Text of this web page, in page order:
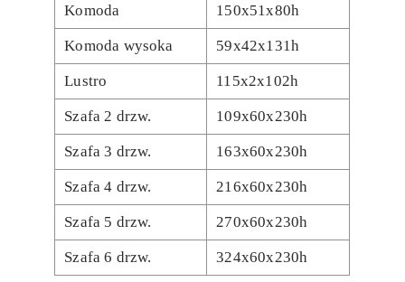
Komoda 150x51x80h
Komoda wysoka 59x42x131h
Lustro 115x2x102h
Szafa 2 drzw. 109x60x230h
Szafa 3 drzw. 163x60x230h
Szafa 4 drzw. 216x60x230h
Szafa 5 drzw. 270x60x230h
Szafa 6 drzw. 324x60x230h